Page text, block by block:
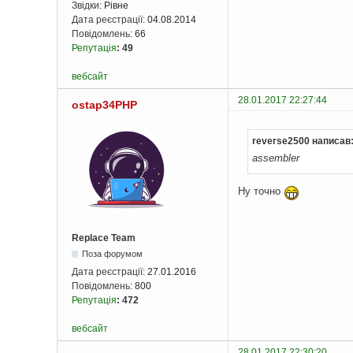
Звідки: Рівне
Дата реєстрації: 04.08.2014
Повідомлень: 66
Репутація: 49
вебсайт
ostap34PHP 28.01.2017 22:27:44
Replace Team
Поза форумом
Дата реєстрації: 27.01.2016
Повідомлень: 800
Репутація: 472
reverse2500 написав:
assembler
Ну точно
вебсайт